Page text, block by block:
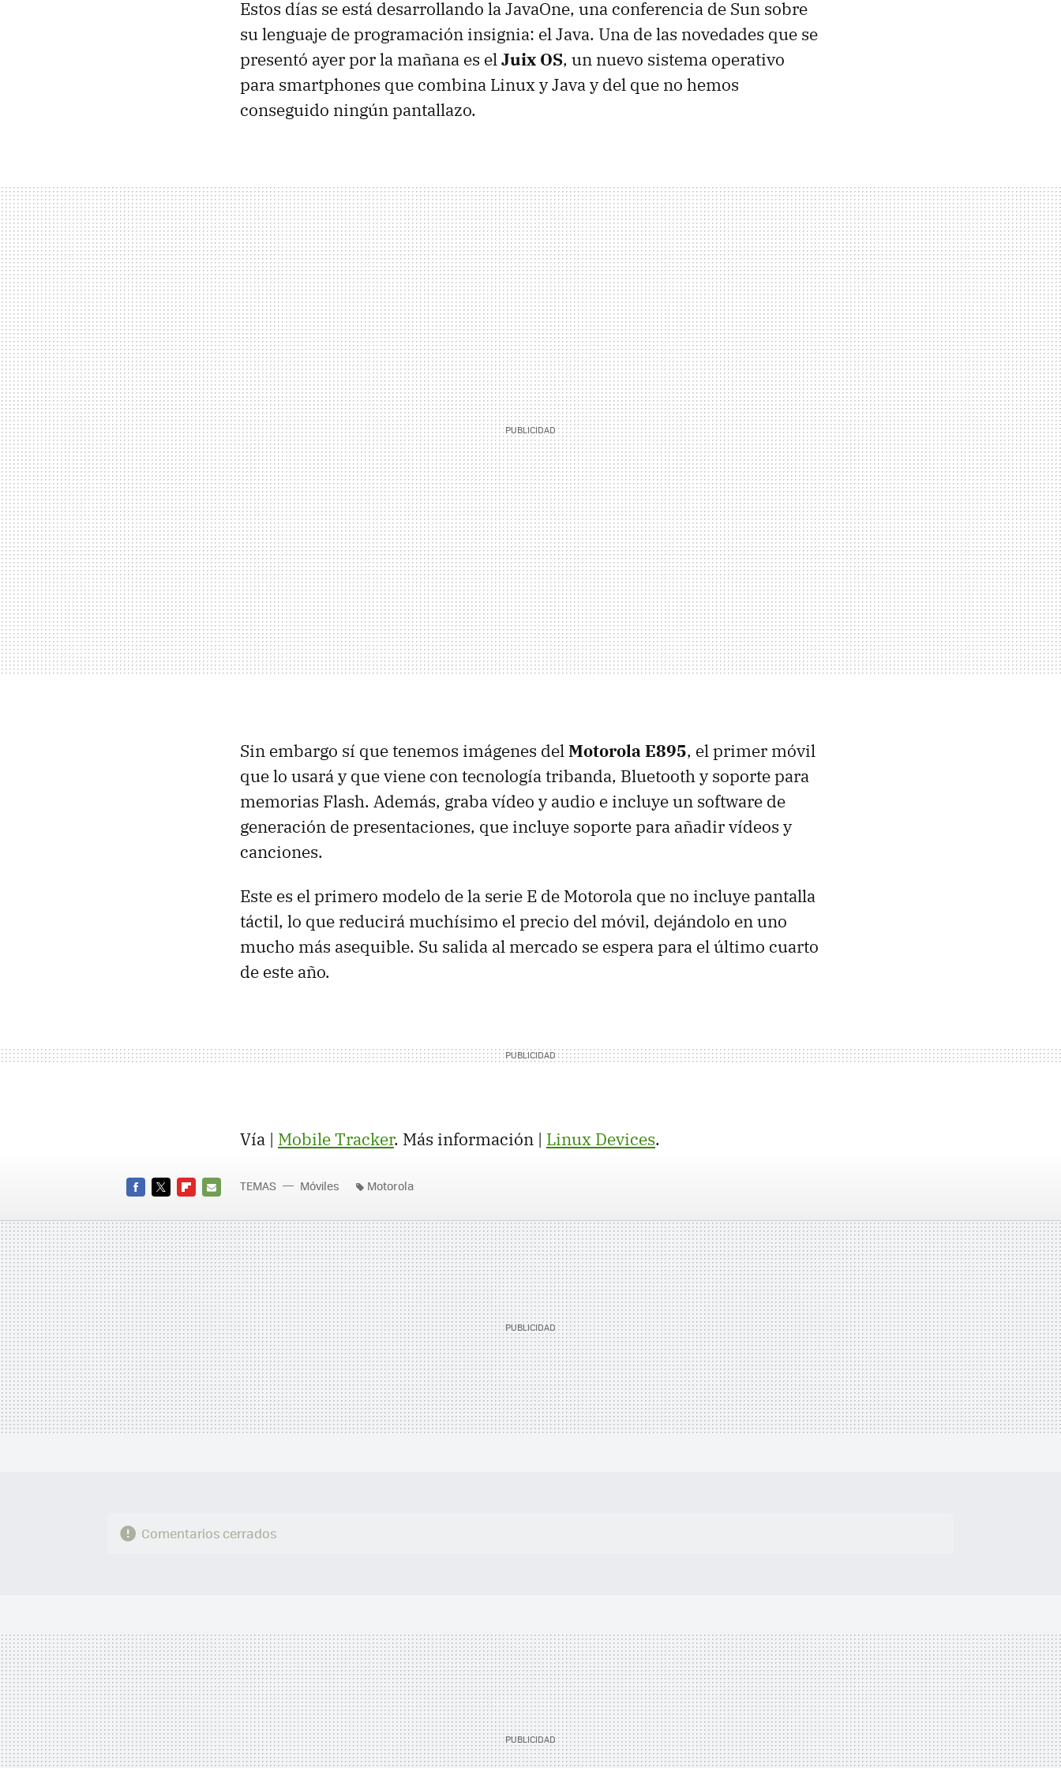
Estos días se está desarrollando la JavaOne, una conferencia de Sun sobre
su lenguaje de programación insignia: el Java. Una de las novedades que se
presentó ayer por la mañana es elJuix OS, un nuevo sistema operativo
para smartphones que combina Linux y Java y del que no hemos
conseguido ningún pantallazo.
Sin embargo sí que tenemos imágenes delMotorola E895, el primer móvil
que lo usará y que viene con tecnología tribanda, Bluetooth y soporte para
memorias Flash. Además, graba vídeo y audio e incluye un software de
generación de presentaciones, que incluye soporte para añadir vídeos y
canciones.
Este es el primero modelo de la serie E de Motorola que no incluye pantalla
táctil, lo que reducirá muchísimo el precio del móvil, dejándolo en uno
mucho más asequible. Su salida al mercado se espera para el último cuarto
de este año.
Vía | Mobile Tracker. Más información | Linux Devices.
MAIL
TEMAS Móviles Motorola
Comentarios cerrados